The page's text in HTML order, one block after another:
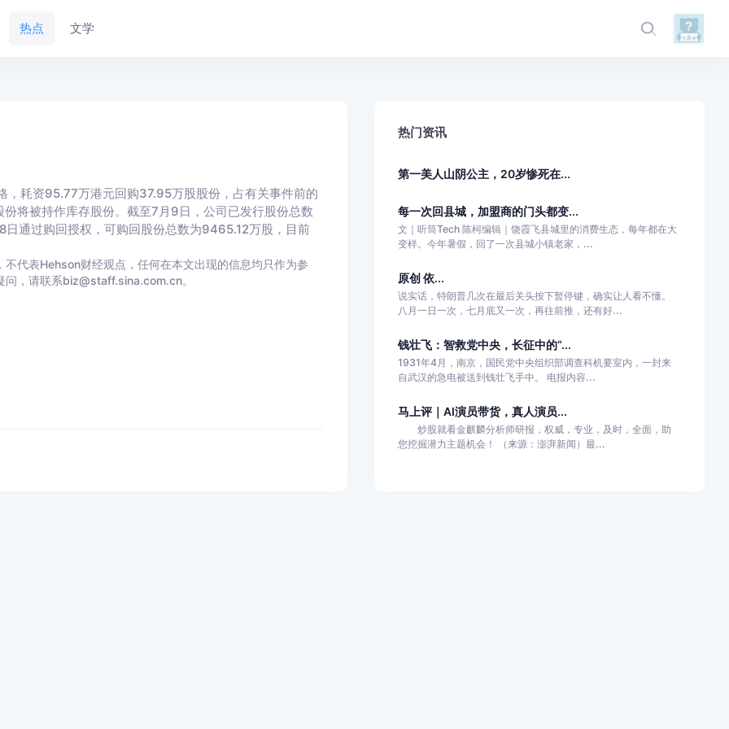
热点 文学
耗资95.77万港元回购37.95万股股份，占有关事件前的
将被持作库存股份。截至7月9日，公司已发行股份总数
通过购回授权，可购回股份总数为9465.12万股，目前
代表Hehson财经观点，任何在本文出现的信息均只作为参
，请联系biz@staff.sina.com.cn。
热门资讯
第一美人山阴公主，20岁惨死在...
每一次回县城，加盟商的门头都变...
文｜听筒Tech 陈柯编辑｜饶霞飞县城里的消费生态，每年都在大
变样。今年暑假，回了一次县城小镇老家，...
原创 依...
说实话，特朗普几次在最后关头按下暂停键，确实让人看不懂。
八月一日一次，七月底又一次，再往前推，还有好...
钱壮飞：智救党中央，长征中的“...
1931年4月，南京，国民党中央组织部调查科机要室内，一封来
自武汉的急电被送到钱壮飞手中。 电报内容...
马上评｜AI演员带货，真人演员...
炒股就看金麒麟分析师研报，权威，专业，及时，全面，助
您挖掘潜力主题机会！ （来源：澎湃新闻）最...